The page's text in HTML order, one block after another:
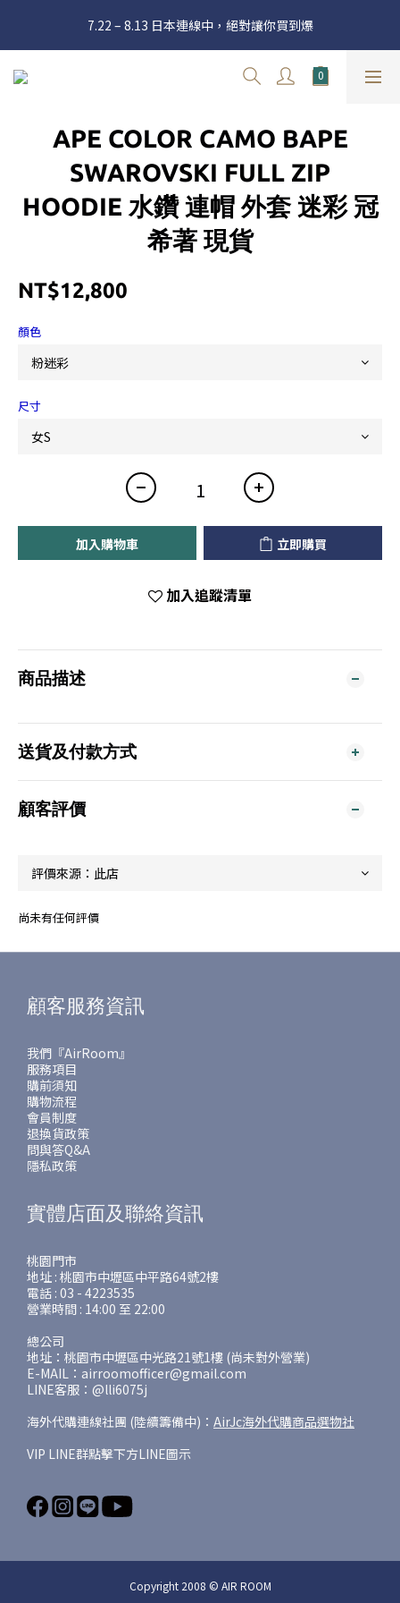
官網三週年 8月滿額送購物金 - 滿 $2000 送 $60 / 滿 $4000 送 $300
/ 滿 $10000 送 $1500
7.22 – 8.13 日本連線中，絕對讓你買到爆
新加入會員享有 $50購物金  |  消費滿$5000即可免運  |  會員好康制
/ 滿 $10000 送 $1500
APE COLOR CAMO BAPE
SWAROVSKI FULL ZIP
HOODIE 水鑽 連帽 外套 迷彩 冠
希著 現貨
NT$12,800
顏色
尺寸
加入購物車 立即購買
加入追蹤清單
商品描述
送貨及付款方式
顧客評價
尚未有任何評價
顧客服務資訊
我們『AirRoom』
服務項目
購前須知
購物流程
會員制度
退換貨政策
問與答Q&A
隱私政策
實體店面及聯絡資訊
桃園門市
地址 : 桃園市中壢區中平路64號2樓
電話 : 03 - 4223535
營業時間 : 14:00 至 22:00
總公司
地址：桃園市中壢區中光路21號1樓 (尚未對外營業)
E-MAIL：airroomofficer@gmail.com
LINE客服：@lli6075j
海外代購連線社團 (陸續籌備中)： AirJc海外代購商品選物社
VIP LINE群點擊下方LINE圖示
Copyright 2008 © AIR ROOM